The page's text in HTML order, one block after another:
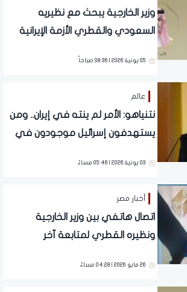
وزير الخارجية يبحث مع نظيريه
السعودي والقطري الأزمة الإيرانية
05 يونية 2026 | 08:36 صباحاً
عالم
نتنياهو: الأمر لم ينته في إيران.. ومن
يستهدفون إسرائيل موجودون في
03 يونية 2026 | 05:46 مساءً
أخبار مصر
اتصال هاتفي بين وزير الخارجية
ونظيره القطري لمتابعة آخر
26 مايو 2026 | 04:28 مساءً